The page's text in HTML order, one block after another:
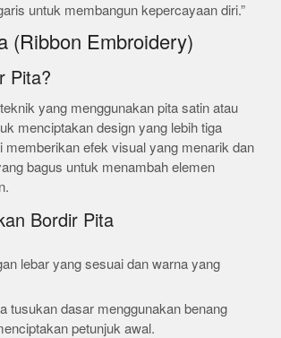
untuk membangun kepercayaan diri.”
(Ribbon Embroidery)
Pita?
yang menggunakan pita satin atau
menciptakan design yang lebih tiga
memberikan efek visual yang menarik dan
bagus untuk menambah elemen
Bordir Pita
lebar yang sesuai dan warna yang
tusukan dasar menggunakan benang
petunjuk awal.